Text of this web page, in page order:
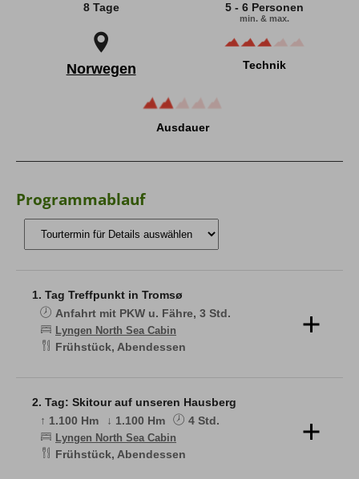
Schwierigkeits-Bewertung
Newsletter
Tel.: 08326 385 63 33
8 Tage 5 - 6 Personen
min. & max.
Norwegen Technik
Ausdauer
Programmablauf
1. Tag Treffpunkt in Tromsø
Anfahrt mit PKW u. Fähre, 3 Std.
Lyngen North Sea Cabin
Frühstück, Abendessen
arktischen Winter der Polarregion ein. Am Gepäckband
des Flughafens oder, falls die Anreise bereits früher
erfolgt ist, an einem vereinbarten Treffpunkt im Hotel
trifft die Gruppe mit dem Bergführer zusammen und
schon beginnt das Abenteuer.
2. Tag: Skitour auf unseren Hausberg
↑ 1.100 Hm
↓ 1.100 Hm 4 Std.
Lyngen North Sea Cabin
Frühstück, Abendessen